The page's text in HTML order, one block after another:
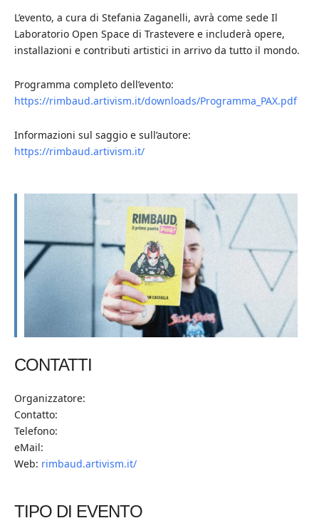
L’evento, a cura di Stefania Zaganelli, avrà come sede Il
Laboratorio Open Space di Trastevere e includerà opere,
installazioni e contributi artistici in arrivo da tutto il mondo.
Programma completo dell’evento:
https://rimbaud.artivism.it/downloads/Programma_PAX.pdf
Informazioni sul saggio e sull’autore:
https://rimbaud.artivism.it/
CONTATTI
Organizzatore:
Contatto:
Telefono:
eMail:
Web: rimbaud.artivism.it/
TIPO DI EVENTO